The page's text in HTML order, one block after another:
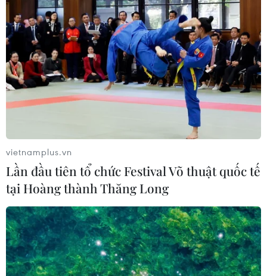
#Thủ tướng Chính phủ Nguyễn Xuân Phúc
#Sản xuất kinh doanh
#Mục tiêu tăng trưởng #GDP
Theo dõi VietnamPlus
vietnamplus.vn
Lần đầu tiên tổ chức Festival Võ thuật quốc tế
tại Hoàng thành Thăng Long